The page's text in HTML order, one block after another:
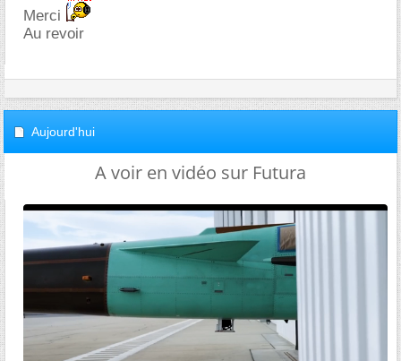
Merci
Au revoir
Aujourd'hui
A voir en vidéo sur Futura